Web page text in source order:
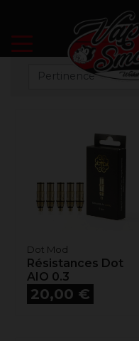
Dot Mod
Résistances Dot
AIO 0.3
Prix
20,00 €